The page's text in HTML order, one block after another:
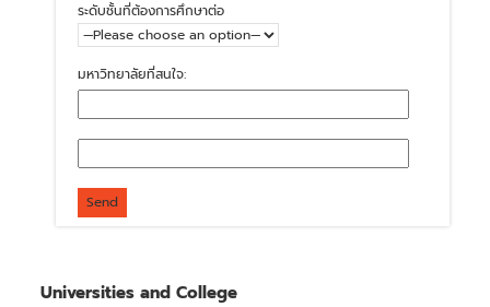
ระดับชั้นที่ต้องการศึกษาต่อ
มหาวิทยาลัยที่สนใจ:
Universities and College